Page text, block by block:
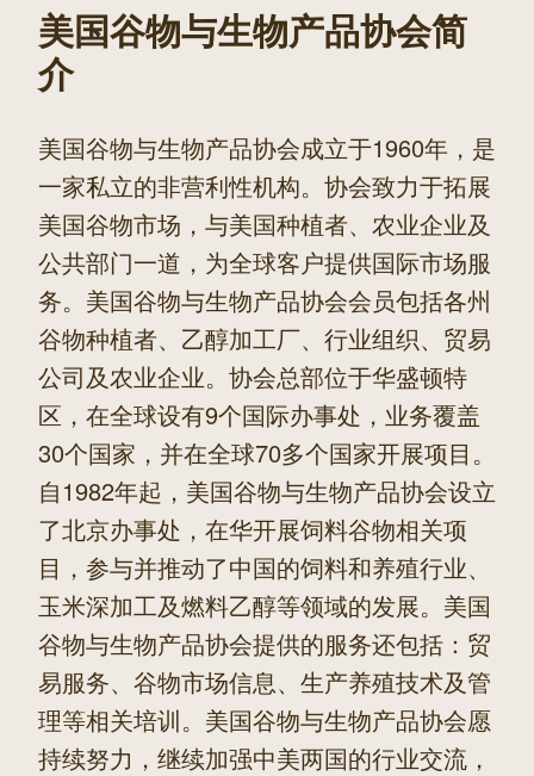
美国谷物与生物产品协会简
介
美国谷物与生物产品协会成立于1960年，是
一家私立的非营利性机构。协会致力于拓展
美国谷物市场，与美国种植者、农业企业及
公共部门一道，为全球客户提供国际市场服
务。美国谷物与生物产品协会会员包括各州
谷物种植者、乙醇加工厂、行业组织、贸易
公司及农业企业。协会总部位于华盛顿特
区，在全球设有9个国际办事处，业务覆盖
30个国家，并在全球70多个国家开展项目。
自1982年起，美国谷物与生物产品协会设立
了北京办事处，在华开展饲料谷物相关项
目，参与并推动了中国的饲料和养殖行业、
玉米深加工及燃料乙醇等领域的发展。美国
谷物与生物产品协会提供的服务还包括：贸
易服务、谷物市场信息、生产养殖技术及管
理等相关培训。美国谷物与生物产品协会愿
持续努力，继续加强中美两国的行业交流，